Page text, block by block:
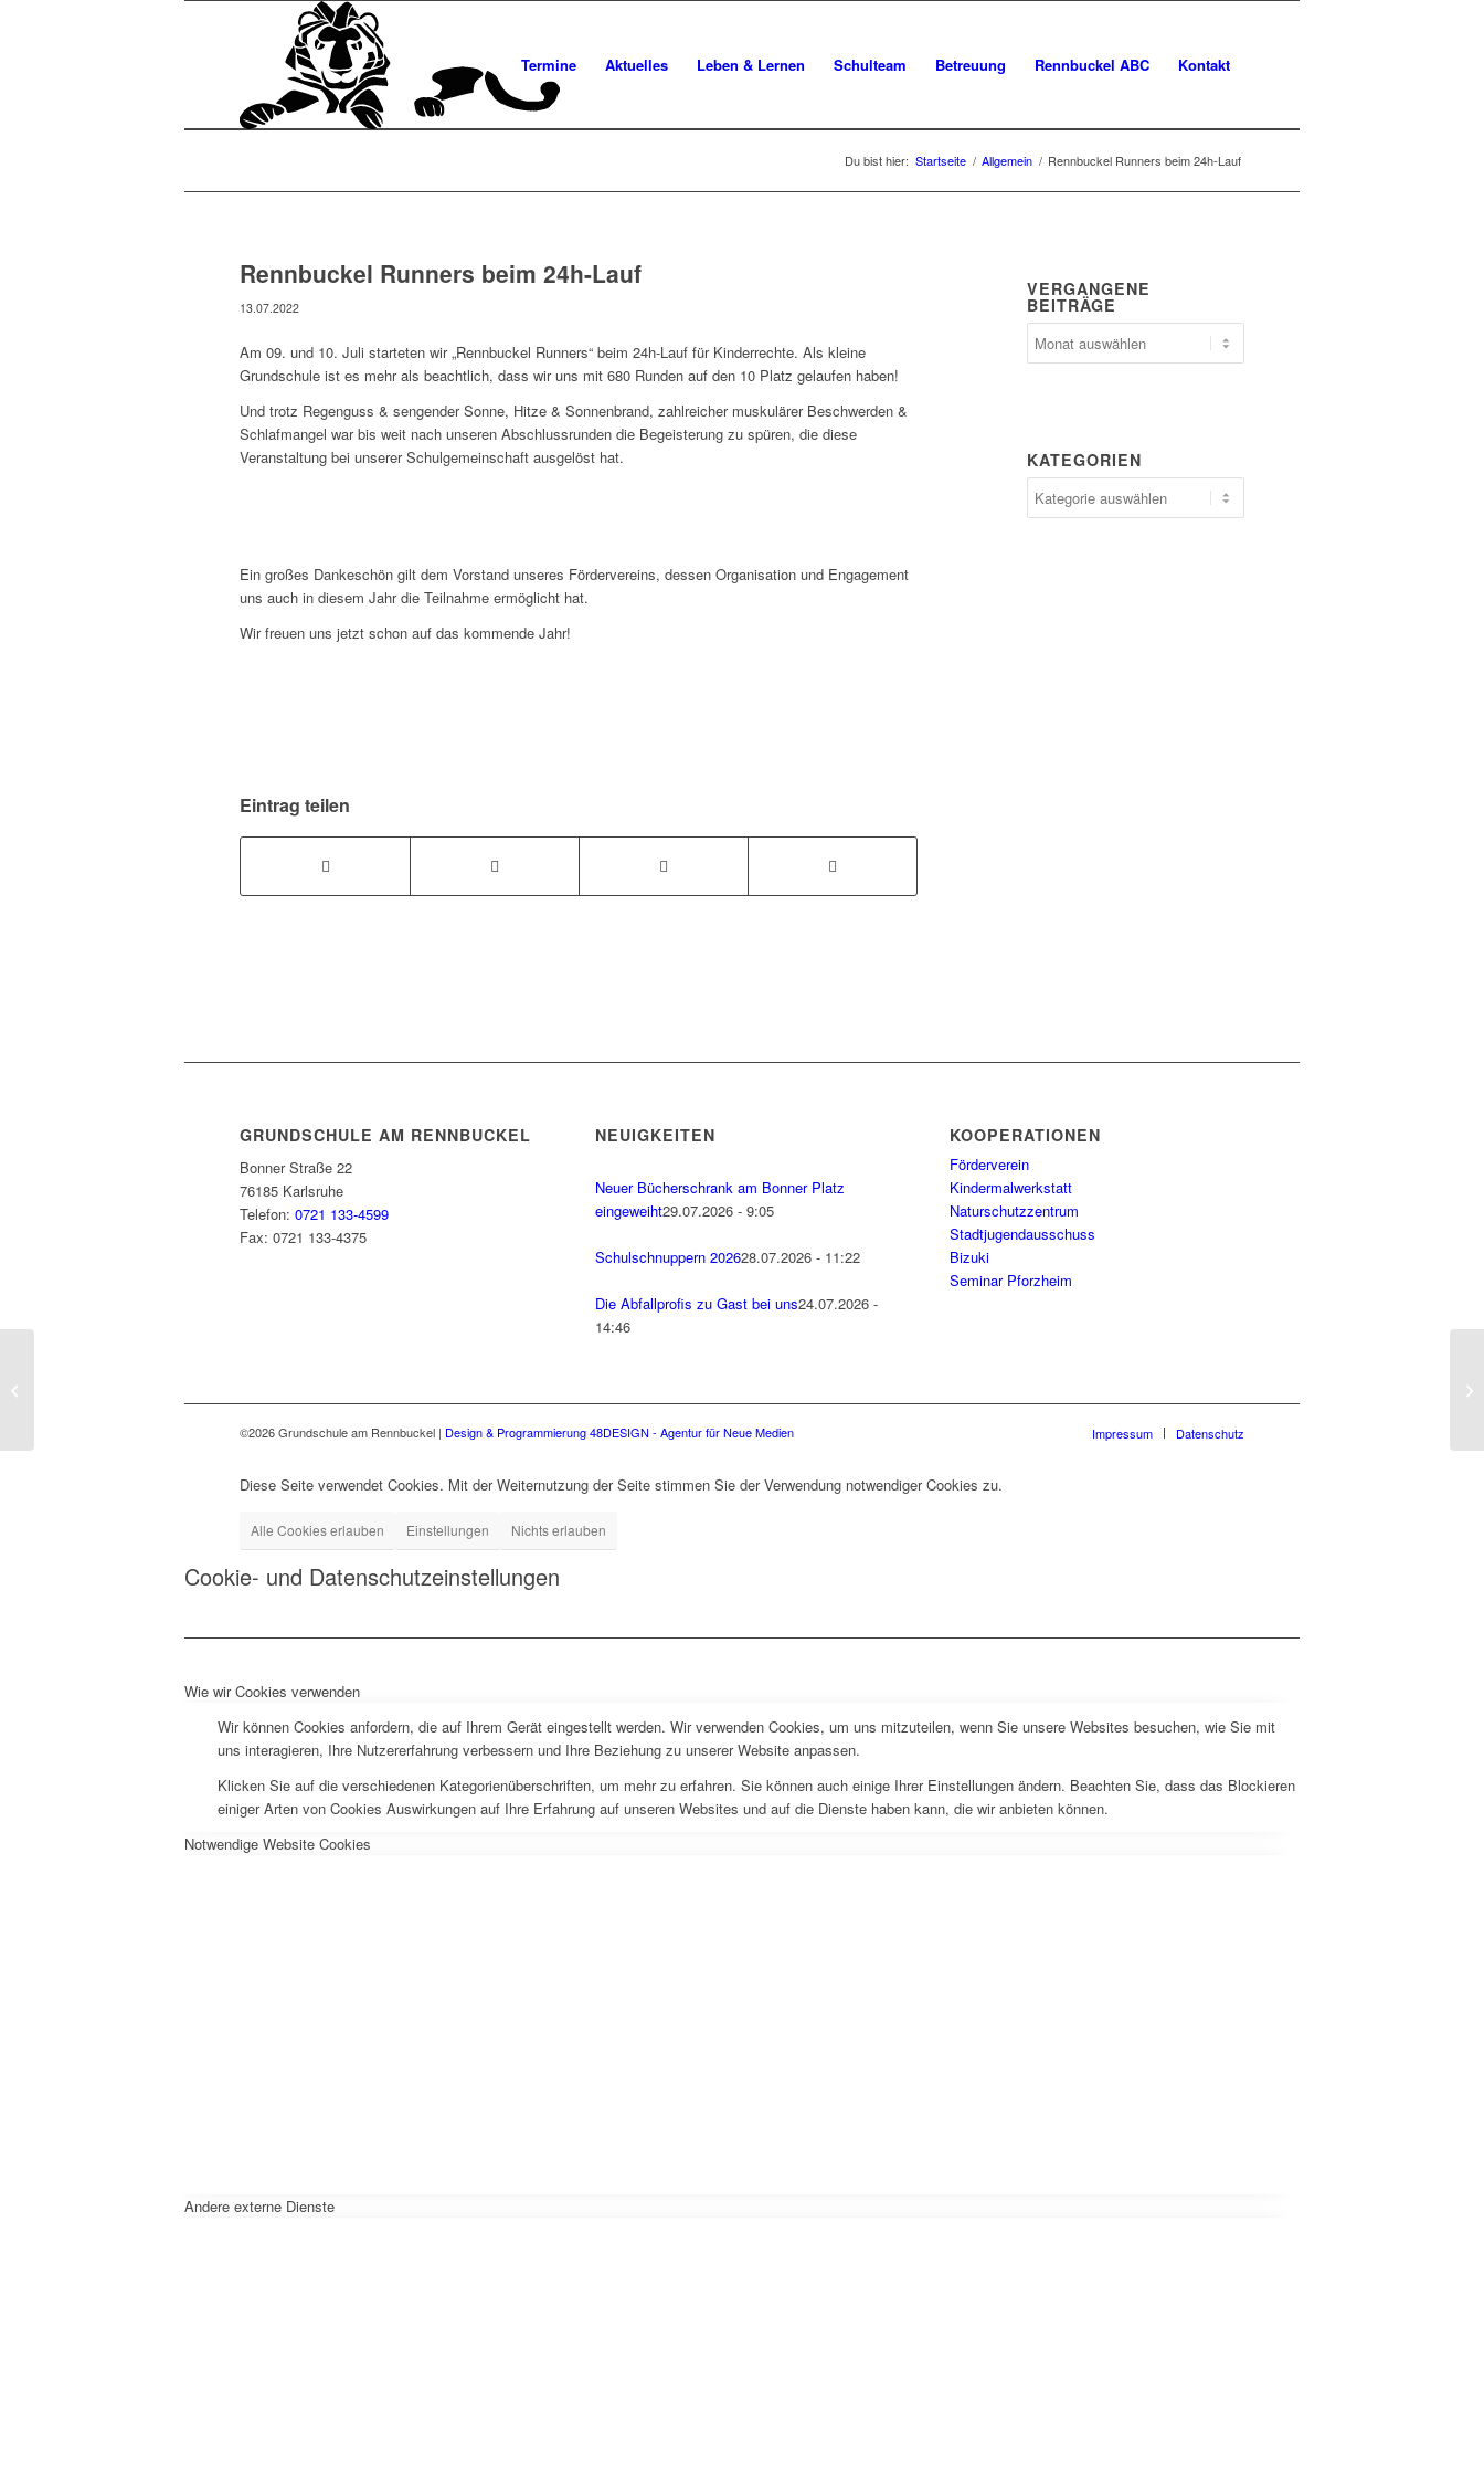
Termine Aktuelles Leben & Lernen Schulteam Betreuung Rennbuckel ABC Kontakt
Du bist hier: Startseite / Allgemein / Rennbuckel Runners beim 24h-Lauf
Rennbuckel Runners beim 24h-Lauf
13.07.2022
Am 09. und 10. Juli starteten wir „Rennbuckel Runners“ beim 24h-Lauf für Kinderrechte. Als kleine
Grundschule ist es mehr als beachtlich, dass wir uns mit 680 Runden auf den 10 Platz gelaufen haben!
Und trotz Regenguss & sengender Sonne, Hitze & Sonnenbrand, zahlreicher muskulärer Beschwerden &
Schlafmangel war bis weit nach unseren Abschlussrunden die Begeisterung zu spüren, die diese
Veranstaltung bei unserer Schulgemeinschaft ausgelöst hat.
Ein großes Dankeschön gilt dem Vorstand unseres Fördervereins, dessen Organisation und Engagement
uns auch in diesem Jahr die Teilnahme ermöglicht hat.
Wir freuen uns jetzt schon auf das kommende Jahr!
Eintrag teilen
VERGANGENE
BEITRÄGE
KATEGORIEN
GRUNDSCHULE AM RENNBUCKEL
Bonner Straße 22
76185 Karlsruhe
Telefon: 0721 133-4599
Fax: 0721 133-4375
NEUIGKEITEN
Neuer Bücherschrank am Bonner Platz
eingeweiht29.07.2026 - 9:05
Schulschnuppern 202628.07.2026 - 11:22
Die Abfallprofis zu Gast bei uns24.07.2026 -
14:46
KOOPERATIONEN
Förderverein
Kindermalwerkstatt
Naturschutzzentrum
Stadtjugendausschuss
Bizuki
Seminar Pforzheim
©2026 Grundschule am Rennbuckel | Design & Programmierung 48DESIGN - Agentur für Neue Medien Impressum Datenschutz
Diese Seite verwendet Cookies. Mit der Weiternutzung der Seite stimmen Sie der Verwendung notwendiger Cookies zu.
Alle Cookies erlauben Einstellungen Nichts erlauben
Cookie- und Datenschutzeinstellungen
Wie wir Cookies verwenden
Wir können Cookies anfordern, die auf Ihrem Gerät eingestellt werden. Wir verwenden Cookies, um uns mitzuteilen, wenn Sie unsere Websites besuchen, wie Sie mit
uns interagieren, Ihre Nutzererfahrung verbessern und Ihre Beziehung zu unserer Website anpassen.
Klicken Sie auf die verschiedenen Kategorienüberschriften, um mehr zu erfahren. Sie können auch einige Ihrer Einstellungen ändern. Beachten Sie, dass das Blockieren
einiger Arten von Cookies Auswirkungen auf Ihre Erfahrung auf unseren Websites und auf die Dienste haben kann, die wir anbieten können.
Notwendige Website Cookies
Andere externe Dienste